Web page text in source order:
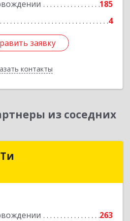
185
4
заявку
контакты
Подробнее
заявку
Назад
из соседних
263